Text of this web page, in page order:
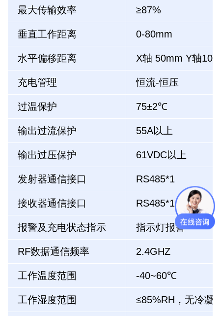
最大传输效率 ≥87%
垂直工作距离 0-80mm
水平偏移距离 X轴 50mm Y轴
充电管理 恒流-恒压
过温保护 75±2℃
输出过流保护 55A以上
输出过压保护 61VDC以上
发射器通信接口 RS485*1
接收器通信接口 RS485*1、CAN*1
报警及充电状态指示 指示灯报警
RF数据通信频率 2.4GHZ
工作温度范围 -40~60℃
工作湿度范围 ≤85%RH，无冷凝